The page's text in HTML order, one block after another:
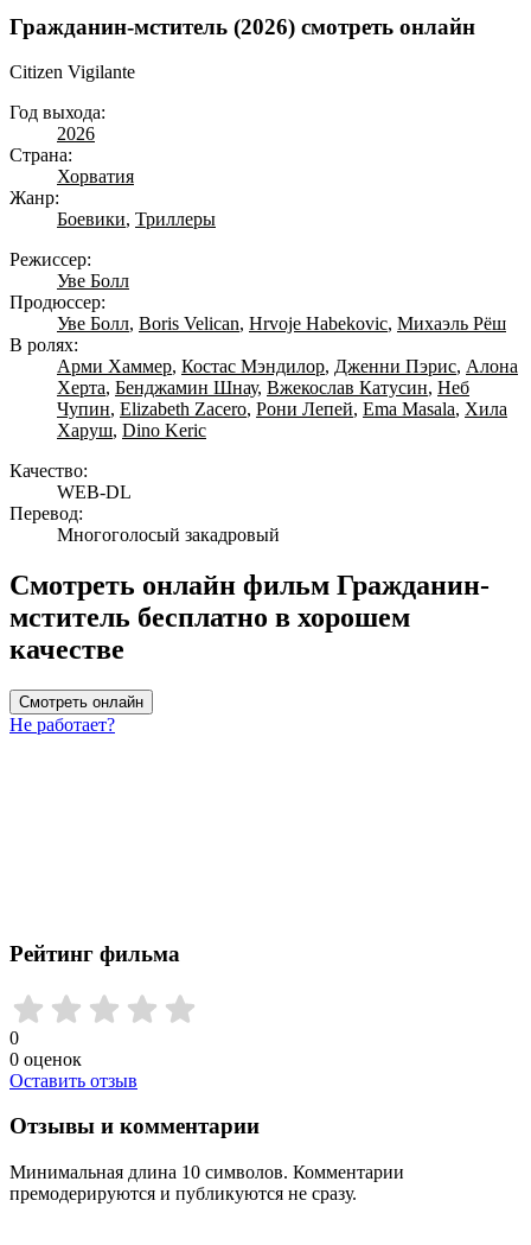
Гражданин-мститель (2026) смотреть онлайн
Citizen Vigilante
Год выхода:
2026
Страна:
Хорватия
Жанр:
Боевики, Триллеры
Режиссер:
Уве Болл
Продюссер:
Уве Болл, Boris Velican, Hrvoje Habekovic, Михаэль Рёш
В ролях:
Арми Хаммер, Костас Мэндилор, Дженни Пэрис, Алона
Херта, Бенджамин Шнау, Вжекослав Катусин, Неб
Чупин, Elizabeth Zacero, Рони Лепей, Ema Masala, Хила
Харуш, Dino Keric
Качество:
WEB-DL
Перевод:
Многоголосый закадровый
Смотреть онлайн фильм Гражданин-
мститель бесплатно в хорошем
качестве
Смотреть онлайн
Не работает?
Рейтинг фильма
0
0 оценок
Оставить отзыв
Отзывы и комментарии
Минимальная длина 10 символов. Комментарии
премодерируются и публикуются не сразу.